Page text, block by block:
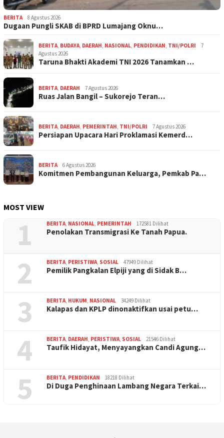
BERITA 8 Agustus 2026
Dugaan Pungli SKAB di BPRD Lumajang Oknu…
BERITA, BUDAYA, DAERAH, NASIONAL, PENDIDIKAN, TNI/POLRI
7
Agustus 2026
Taruna Bhakti Akademi TNI 2026 Tanamkan …
BERITA, DAERAH 7 Agustus 2026
Ruas Jalan Bangil – Sukorejo Teran…
BERITA, DAERAH, PEMERINTAH, TNI/POLRI 7 Agustus 2026
Persiapan Upacara Hari Proklamasi Kemerd…
BERITA 6 Agustus 2026
Komitmen Pembangunan Keluarga, Pemkab Pa…
MOST VIEW
1 BERITA, NASIONAL, PEMERINTAH 172581 Dilihat
Penolakan Transmigrasi Ke Tanah Papua.
2 BERITA, PERISTIWA, SOSIAL 47949 Dilihat
Pemilik Pangkalan Elpiji yang di Sidak B…
3 BERITA, HUKUM, NASIONAL 34249 Dilihat
Kalapas dan KPLP dinonaktifkan usai petu…
4 BERITA, DAERAH, PERISTIWA, SOSIAL 21546 Dilihat
Taufik Hidayat, Menyayangkan Candi Agung…
5 BERITA, PENDIDIKAN 18218 Dilihat
Di Duga Penghinaan Lambang Negara Terkai…